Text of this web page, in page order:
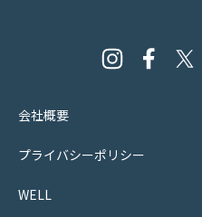
会社概要
プライバシーポリシー
WELL